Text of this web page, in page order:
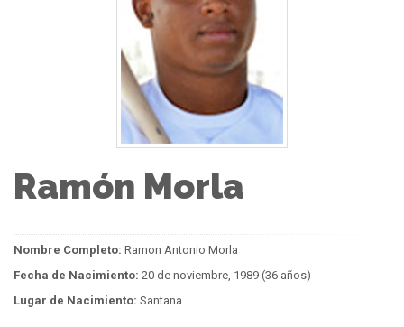
Ramón Morla
Nombre Completo: Ramon Antonio Morla
Fecha de Nacimiento: 20 de noviembre, 1989 (36 años)
Lugar de Nacimiento: Santana